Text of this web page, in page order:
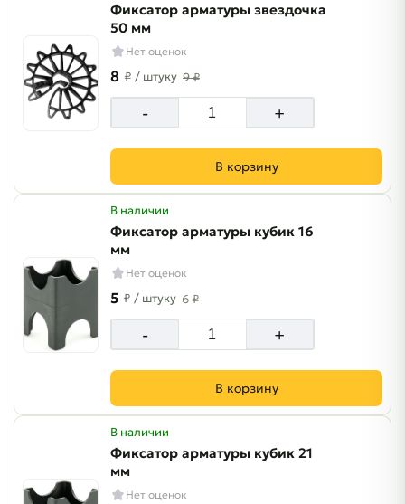
Фиксатор арматуры звездочка
50 мм
Нет оценок
8 ₽ / штуку 9 ₽
- +
В корзину
В наличии
Фиксатор арматуры кубик 16
мм
Нет оценок
5 ₽ / штуку 6 ₽
- +
В корзину
В наличии
Фиксатор арматуры кубик 21
мм
Нет оценок